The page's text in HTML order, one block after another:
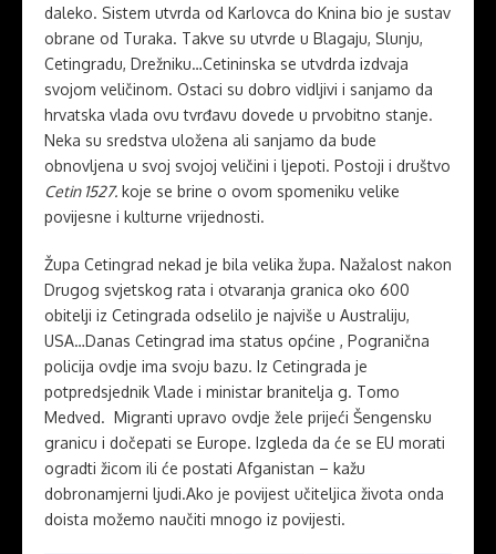
daleko. Sistem utvrda od Karlovca do Knina bio je sustav
obrane od Turaka. Takve su utvrde u Blagaju, Slunju,
Cetingradu, Drežniku…Cetininska se utvdrda izdvaja
svojom veličinom. Ostaci su dobro vidljivi i sanjamo da
hrvatska vlada ovu tvrđavu dovede u prvobitno stanje.
Neka su sredstva uložena ali sanjamo da bude
obnovljena u svoj svojoj veličini i ljepoti. Postoji i društvo
Cetin 1527. koje se brine o ovom spomeniku velike
povijesne i kulturne vrijednosti.
Župa Cetingrad nekad je bila velika župa. Nažalost nakon
Drugog svjetskog rata i otvaranja granica oko 600
obitelji iz Cetingrada odselilo je najviše u Australiju,
USA…Danas Cetingrad ima status općine , Pogranična
policija ovdje ima svoju bazu. Iz Cetingrada je
potpredsjednik Vlade i ministar branitelja g. Tomo
Medved. Migranti upravo ovdje žele prijeći Šengensku
granicu i dočepati se Europe. Izgleda da će se EU morati
ogradti žicom ili će postati Afganistan – kažu
dobronamjerni ljudi.Ako je povijest učiteljica života onda
doista možemo naučiti mnogo iz povijesti.